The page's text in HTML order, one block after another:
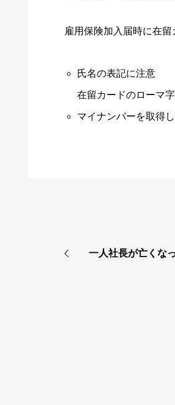
雇用保険加入届時に在
氏名の表記に注意
在留カードのローマ
マイナンバーを取得
一人社長が亡くな